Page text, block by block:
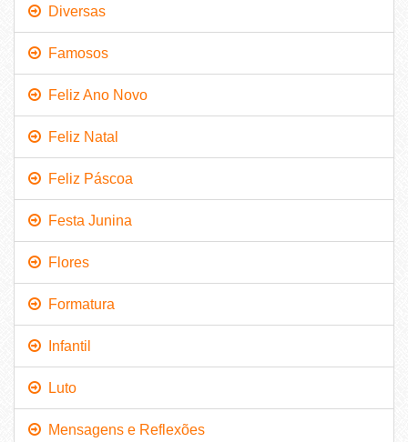
Diversas
Famosos
Feliz Ano Novo
Feliz Natal
Feliz Páscoa
Festa Junina
Flores
Formatura
Infantil
Luto
Mensagens e Reflexões